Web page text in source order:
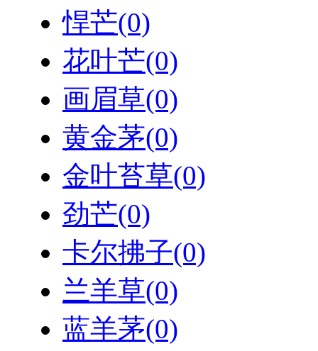
悍芒(0)
花叶芒(0)
画眉草(0)
黄金茅(0)
金叶苔草(0)
劲芒(0)
卡尔拂子(0)
兰羊草(0)
蓝羊茅(0)